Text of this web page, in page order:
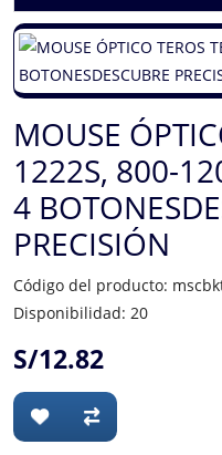
MOUSE
1222S, 800-
4
PRECISIÓN
Código del producto:
Disponibilidad: 20
S/12.82